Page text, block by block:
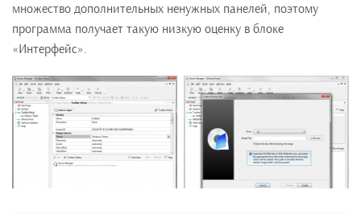
множество дополнительных ненужных панелей, поэтому
программа получает такую низкую оценку в блоке
«Интерфейс».